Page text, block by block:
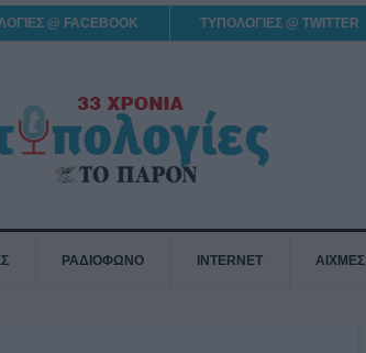
@ FACEBOOK ΤΥΠΟΛΟΓΙΕΣ @ TWITTER
ΡΑΔΙΟΦΩΝΟ INTERNET ΑΙΧΜΕΣ